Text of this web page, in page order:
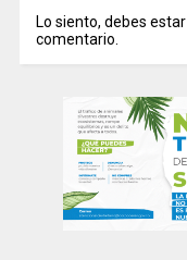
Lo siento, debes estar
comentario.